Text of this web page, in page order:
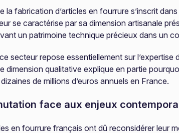
la fabrication d’articles en fourrure s’inscrit
se caractérise par sa dimension artisanale
un patrimoine technique précieux dans un
secteur repose essentiellement sur
dimension qualitative explique en partie
de millions d’euros annuels en France.
face aux enjeux
en fourrure français ont dû reconsidérer